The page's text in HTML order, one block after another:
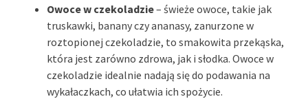
Owoce w czekoladzie– świeże owoce, takie jak
truskawki, banany czy ananasy, zanurzone w
roztopionej czekoladzie, to smakowita przekąska,
która jest zarówno zdrowa, jak i słodka. Owoce w
czekoladzie idealnie nadają się do podawania na
wykałaczkach, co ułatwia ich spożycie.